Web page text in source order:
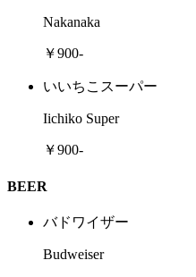
Nakanaka
￥900-
いいちこスーパー
Iichiko Super
￥900-
BEER
バドワイザー
Budweiser